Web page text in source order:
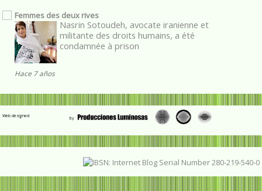
Femmes des deux rives
Nasrin Sotoudeh, avocate iranienne et
militante des droits humains, a été
condamnée à prison
Hace 7 años
Web designed